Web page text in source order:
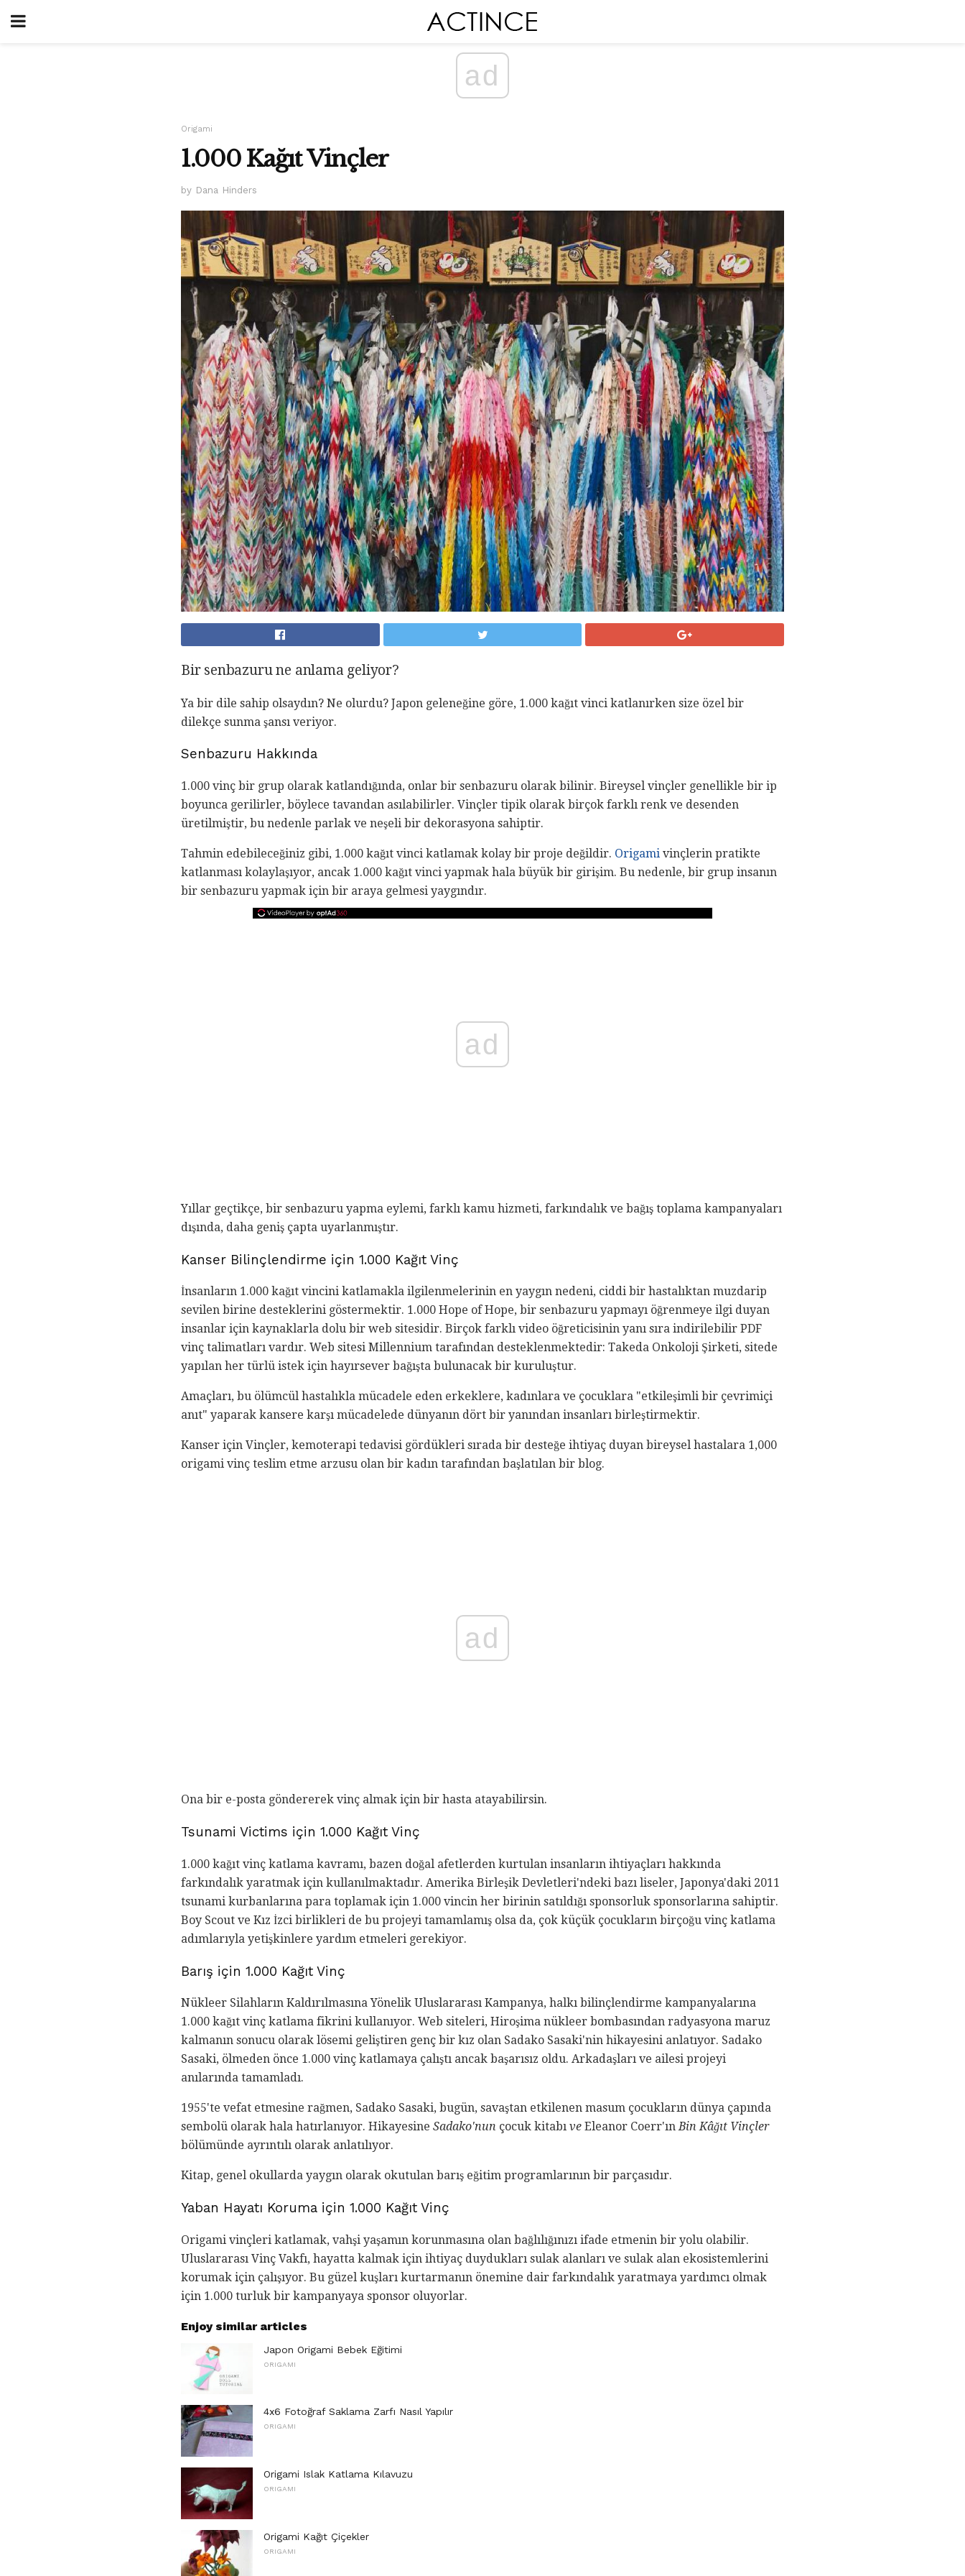
ad
Origami
1.000 Kağıt Vinçler
by Dana Hinders
Bir senbazuru ne anlama geliyor?
Ya bir dile sahip olsaydın? Ne olurdu? Japon geleneğine göre, 1.000 kağıt vinci katlanırken size özel bir
dilekçe sunma şansı veriyor.
Senbazuru Hakkında
1.000 vinç bir grup olarak katlandığında, onlar bir senbazuru olarak bilinir. Bireysel vinçler genellikle bir ip
boyunca gerilirler, böylece tavandan asılabilirler. Vinçler tipik olarak birçok farklı renk ve desenden
üretilmiştir, bu nedenle parlak ve neşeli bir dekorasyona sahiptir.
Tahmin edebileceğiniz gibi, 1.000 kağıt vinci katlamak kolay bir proje değildir. Origami vinçlerin pratikte
katlanması kolaylaşıyor, ancak 1.000 kağıt vinci yapmak hala büyük bir girişim. Bu nedenle, bir grup insanın
bir senbazuru yapmak için bir araya gelmesi yaygındır.
ad
Yıllar geçtikçe, bir senbazuru yapma eylemi, farklı kamu hizmeti, farkındalık ve bağış toplama kampanyaları
dışında, daha geniş çapta uyarlanmıştır.
Kanser Bilinçlendirme için 1.000 Kağıt Vinç
İnsanların 1.000 kağıt vincini katlamakla ilgilenmelerinin en yaygın nedeni, ciddi bir hastalıktan muzdarip
sevilen birine desteklerini göstermektir. 1.000 Hope of Hope, bir senbazuru yapmayı öğrenmeye ilgi duyan
insanlar için kaynaklarla dolu bir web sitesidir. Birçok farklı video öğreticisinin yanı sıra indirilebilir PDF
vinç talimatları vardır. Web sitesi Millennium tarafından desteklenmektedir: Takeda Onkoloji Şirketi, sitede
yapılan her türlü istek için hayırsever bağışta bulunacak bir kuruluştur.
Amaçları, bu ölümcül hastalıkla mücadele eden erkeklere, kadınlara ve çocuklara "etkileşimli bir çevrimiçi
anıt" yaparak kansere karşı mücadelede dünyanın dört bir yanından insanları birleştirmektir.
Kanser için Vinçler, kemoterapi tedavisi gördükleri sırada bir desteğe ihtiyaç duyan bireysel hastalara 1,000
origami vinç teslim etme arzusu olan bir kadın tarafından başlatılan bir blog.
ad
Ona bir e-posta göndererek vinç almak için bir hasta atayabilirsin.
Tsunami Victims için 1.000 Kağıt Vinç
1.000 kağıt vinç katlama kavramı, bazen doğal afetlerden kurtulan insanların ihtiyaçları hakkında
farkındalık yaratmak için kullanılmaktadır. Amerika Birleşik Devletleri'ndeki bazı liseler, Japonya'daki 2011
tsunami kurbanlarına para toplamak için 1.000 vincin her birinin satıldığı sponsorluk sponsorlarına sahiptir.
Boy Scout ve Kız İzci birlikleri de bu projeyi tamamlamış olsa da, çok küçük çocukların birçoğu vinç katlama
adımlarıyla yetişkinlere yardım etmeleri gerekiyor.
Barış için 1.000 Kağıt Vinç
Nükleer Silahların Kaldırılmasına Yönelik Uluslararası Kampanya, halkı bilinçlendirme kampanyalarına
1.000 kağıt vinç katlama fikrini kullanıyor. Web siteleri, Hiroşima nükleer bombasından radyasyona maruz
kalmanın sonucu olarak lösemi geliştiren genç bir kız olan Sadako Sasaki'nin hikayesini anlatıyor. Sadako
Sasaki, ölmeden önce 1.000 vinç katlamaya çalıştı ancak başarısız oldu. Arkadaşları ve ailesi projeyi
anılarında tamamladı.
1955'te vefat etmesine rağmen, Sadako Sasaki, bugün, savaştan etkilenen masum çocukların dünya çapında
sembolü olarak hala hatırlanıyor. Hikayesine Sadako'nun çocuk kitabı ve Eleanor Coerr'ınBin Kâğıt Vinçler
bölümünde ayrıntılı olarak anlatılıyor.
Kitap, genel okullarda yaygın olarak okutulan barış eğitim programlarının bir parçasıdır.
Yaban Hayatı Koruma için 1.000 Kağıt Vinç
Origami vinçleri katlamak, vahşi yaşamın korunmasına olan bağlılığınızı ifade etmenin bir yolu olabilir.
Uluslararası Vinç Vakfı, hayatta kalmak için ihtiyaç duydukları sulak alanları ve sulak alan ekosistemlerini
korumak için çalışıyor. Bu güzel kuşları kurtarmanın önemine dair farkındalık yaratmaya yardımcı olmak
için 1.000 turluk bir kampanyaya sponsor oluyorlar.
Enjoy similar articles
Japon Origami Bebek Eğitimi
ORIGAMI
4x6 Fotoğraf Saklama Zarfı Nasıl Yapılır
ORIGAMI
Origami Islak Katlama Kılavuzu
ORIGAMI
Origami Kağıt Çiçekler
ORIGAMI